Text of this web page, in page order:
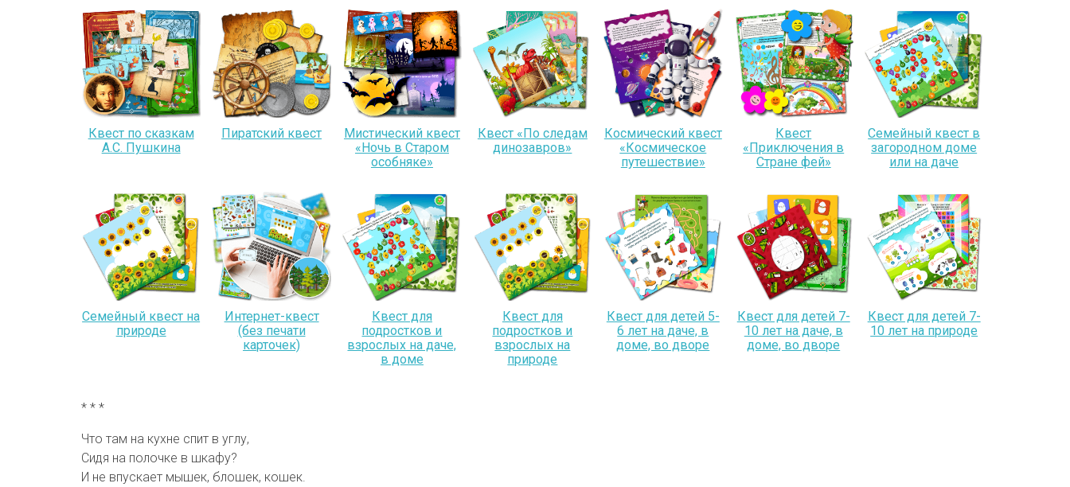
Квест по сказкам
А.С. Пушкина
Пиратский квест
Мистический квест
«Ночь в Старом
особняке»
Квест «По следам
динозавров»
Космический квест
«Космическое
путешествие»
Квест
«Приключения в
Стране фей»
Семейный квест в
загородном доме
или на даче
Семейный квест на
природе
Интернет-квест
(без печати
карточек)
Квест для
подростков и
взрослых на даче,
в доме
Квест для
подростков и
взрослых на
природе
Квест для детей 5-
6 лет на даче, в
доме, во дворе
Квест для детей 7-
10 лет на даче, в
доме, во дворе
Квест для детей 7-
10 лет на природе
* * *
Что там на кухне спит в углу,
Сидя на полочке в шкафу?
И не впускает мышек, блошек, кошек.